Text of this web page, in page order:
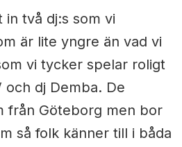
in två dj:s som vi
är lite yngre än vad vi
vi tycker spelar roligt
och dj Demba. De
från Göteborg men bor
så folk känner till i båda